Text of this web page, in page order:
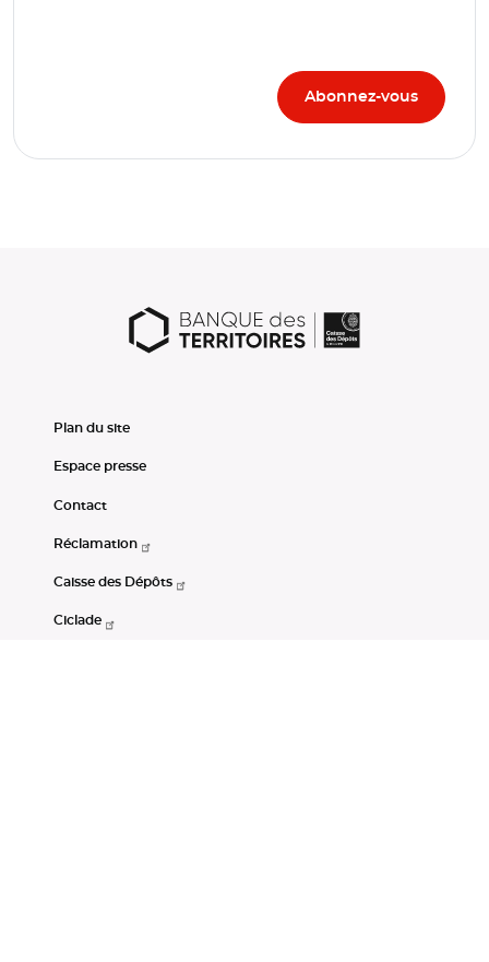
Plan du site
Espace presse
Contact
Réclamation
Caisse des Dépôts
Ciclade